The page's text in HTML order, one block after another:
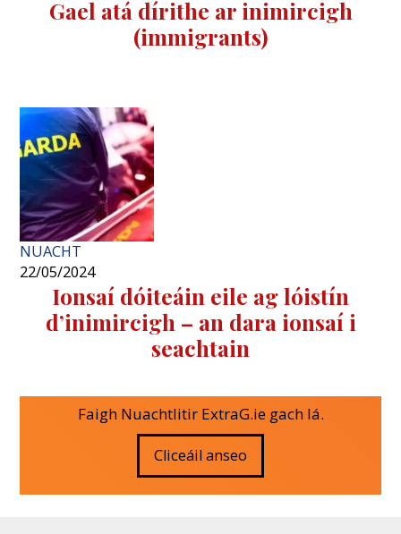
Gael atá dírithe ar inimircigh
(immigrants)
NUACHT
22/05/2024
Ionsaí dóiteáin eile ag lóistín
d’inimircigh – an dara ionsaí i
seachtain
Faigh Nuachtlitir ExtraG.ie gach lá.
Cliceáil anseo